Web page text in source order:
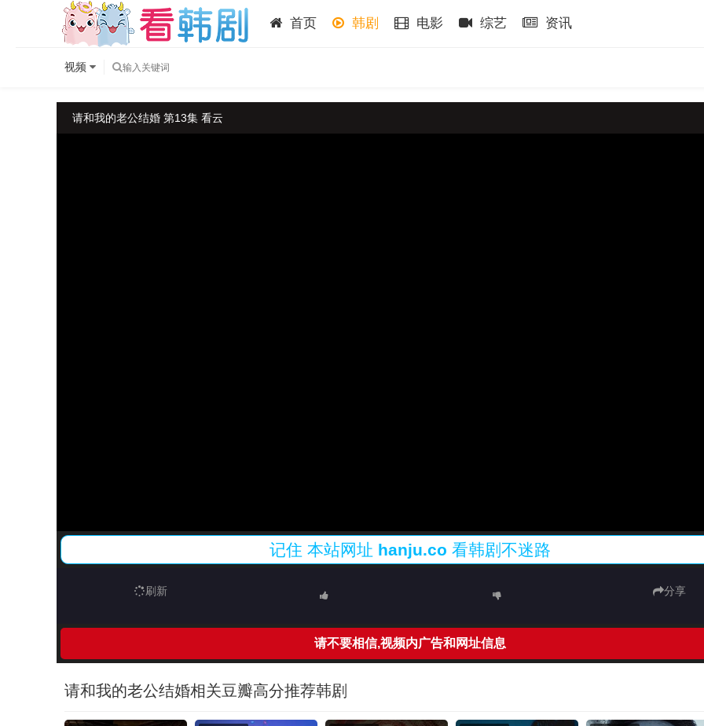
首页 韩剧 电影 综艺 资讯
视频
请和我的老公结婚 第13集 看云
记住 本站网址 hanju.co 看韩剧不迷路
刷新 分享
请不要相信,视频内广告和网址信息
请和我的老公结婚相关豆瓣高分推荐韩剧